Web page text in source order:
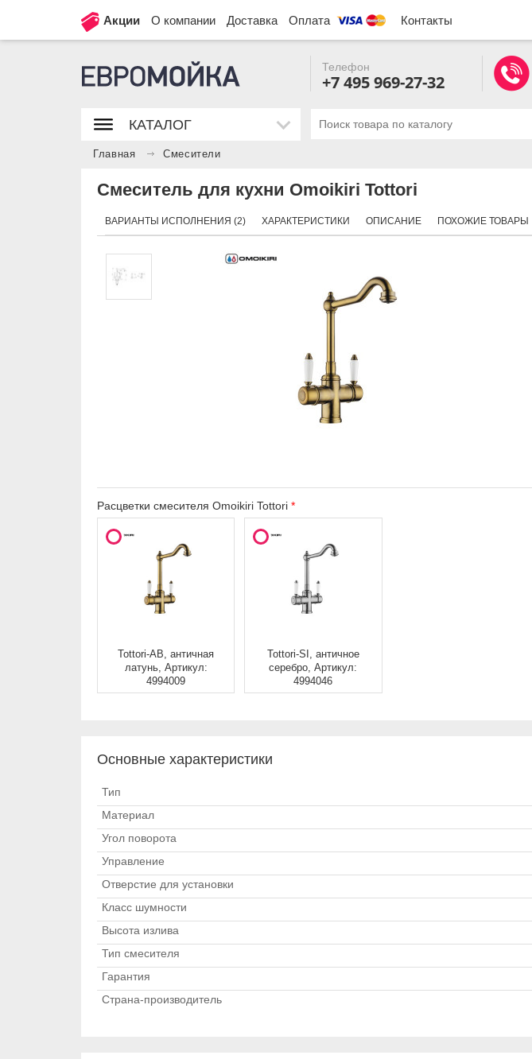
Акции О компании Доставка Оплата Контакты
Телефон
+7 495 969-27-32
КАТАЛОГ
Главная Смесители
Смеситель для кухни Omoikiri Tottori
ВАРИАНТЫ ИСПОЛНЕНИЯ (2) ХАРАКТЕРИСТИКИ ОПИСАНИЕ ПОХОЖИЕ ТОВАРЫ
Расцветки смесителя Omoikiri Tottori
Tottori-AB, античная
латунь, Артикул:
4994009
Tottori-SI, античное
серебро, Артикул:
4994046
Основные характеристики
Тип
Материал
Угол поворота
Управление
Отверстие для установки
Класс шумности
Высота излива
Тип смесителя
Гарантия
Страна-производитель